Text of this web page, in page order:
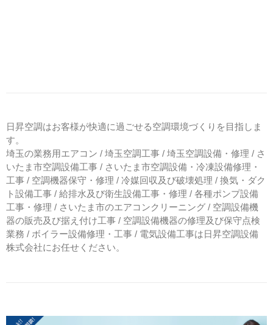
日昇空調はお客様が快適に過ごせる空調環境づくりを目指しま
す。
埼玉の業務用エアコン / 埼玉空調工事 / 埼玉空調設備・修理 / さ
いたま市空調設備工事 / さいたま市空調設備・冷凍設備修理・
工事 / 空調機器保守・修理 / 冷媒回収及び破壊処理 / 換気・ダク
ト設備工事 / 給排水及び衛生設備工事・修理 / 各種ポンプ設備
工事・修理 / さいたま市のエアコンクリーニング / 空調設備機
器の販売及び据え付け工事 / 空調設備機器の修理及び保守点検
業務 / ボイラー設備修理・工事 / 電気設備工事は日昇空調設備
株式会社にお任せください。